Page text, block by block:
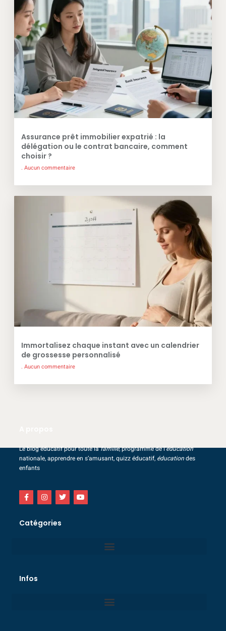
Assurance prêt immobilier expatrié : la
délégation ou le contrat bancaire, comment
choisir ?
Aucun commentaire
Immortalisez chaque instant avec un calendrier
de grossesse personnalisé
Aucun commentaire
Le blog éducatif pour toute lafamille, programme de l’éducation
nationale, apprendre en s’amusant, quizz éducatif, éducationdes
enfants
Catégories
Infos